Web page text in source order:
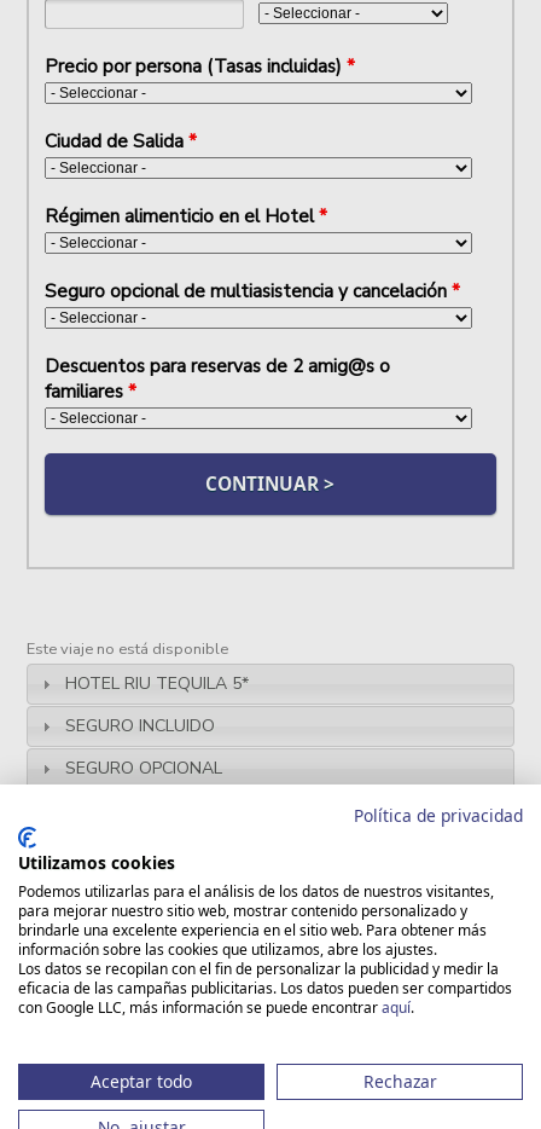
Precio por persona (Tasas incluidas)*
Ciudad de Salida*
Régimen alimenticio en el Hotel*
Seguro opcional de multiasistencia y cancelación*
Descuentos para reservas de 2 amig@s o
familiares*
Este viaje no está disponible
HOTEL RIU TEQUILA 5*
SEGURO INCLUIDO
SEGURO OPCIONAL
Política de privacidad
Utilizamos cookies
Podemos utilizarlas para el análisis de los datos de nuestros visitantes,
para mejorar nuestro sitio web, mostrar contenido personalizado y
brindarle una excelente experiencia en el sitio web. Para obtener más
información sobre las cookies que utilizamos, abre los ajustes.
Los datos se recopilan con el fin de personalizar la publicidad y medir la
eficacia de las campañas publicitarias. Los datos pueden ser compartidos
con Google LLC, más información se puede encontraraquí.
Aceptar todo
Rechazar